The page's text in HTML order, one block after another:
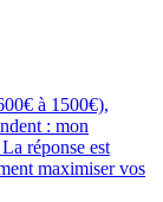
à 1500€),
: mon
réponse est
maximiser vos